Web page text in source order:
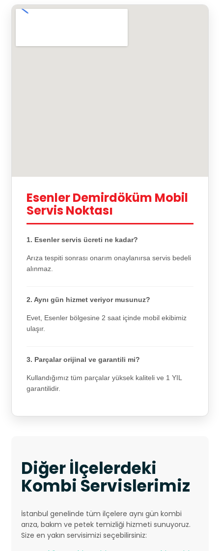
Esenler Demirdöküm Mobil
Servis Noktası
1. Esenler servis ücreti ne kadar?
Arıza tespiti sonrası onarım onaylanırsa servis bedeli
alınmaz.
2. Aynı gün hizmet veriyor musunuz?
Evet, Esenler bölgesine 2 saat içinde mobil ekibimiz
ulaşır.
3. Parçalar orijinal ve garantili mi?
Kullandığımız tüm parçalar yüksek kaliteli ve 1 YIL
garantilidir.
Diğer İlçelerdeki
Kombi Servislerimiz
İstanbul genelinde tüm ilçelere aynı gün kombi
arıza, bakım ve petek temizliği hizmeti sunuyoruz.
Size en yakın servisimizi seçebilirsiniz: